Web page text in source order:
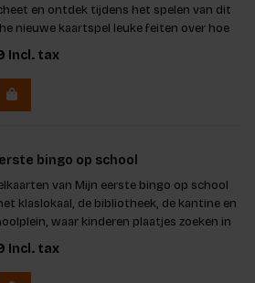
en ontdek tijdens het spelen van dit
nieuwe kaartspel leuke feiten over hoe
in poep.
Incl. tax
bingo op school
van Mijn eerste bingo op school
klaslokaal, de bibliotheek, de kantine en
waar kinderen plaatjes zoeken in
omgeving.
Incl. tax